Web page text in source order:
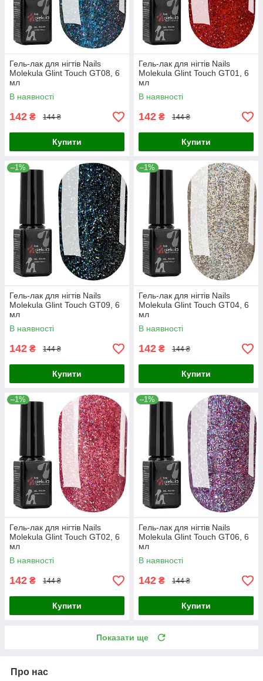
Гель-лак для нігтів Nails
Molekula Glint Touch GT08, 6
мл
В наявності
142 ₴ 144 ₴
Купити
Гель-лак для нігтів Nails
Molekula Glint Touch GT01, 6
мл
В наявності
142 ₴ 144 ₴
Купити
–1%
Гель-лак для нігтів Nails
Molekula Glint Touch GT09, 6
мл
В наявності
142 ₴ 144 ₴
Купити
–1%
Гель-лак для нігтів Nails
Molekula Glint Touch GT04, 6
мл
В наявності
142 ₴ 144 ₴
Купити
–1%
Гель-лак для нігтів Nails
Molekula Glint Touch GT02, 6
мл
В наявності
142 ₴ 144 ₴
Купити
–1%
Гель-лак для нігтів Nails
Molekula Glint Touch GT06, 6
мл
В наявності
142 ₴ 144 ₴
Купити
Показати ще
Про нас